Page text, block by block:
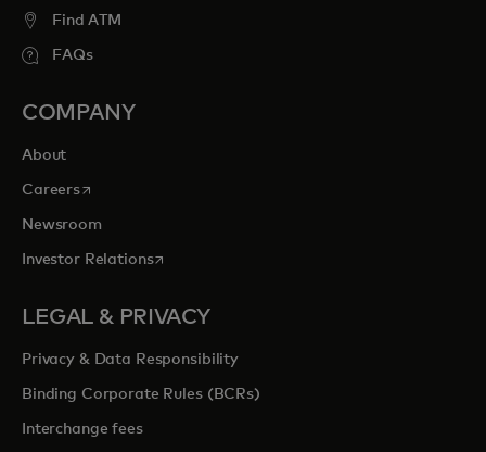
Find ATM
FAQs
COMPANY
About
Careerss’ouvre dans un nouvel onglet
Newsroom
Investor Relationss’ouvre dans un nouvel onglet
LEGAL & PRIVACY
Privacy & Data Responsibility
Binding Corporate Rules (BCRs)
Interchange fees